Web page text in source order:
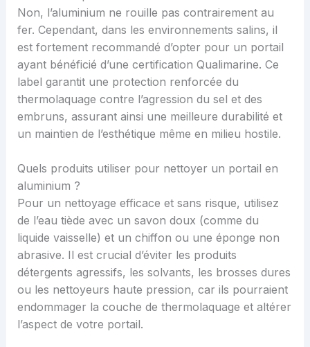
Non, l’aluminium ne rouille pas contrairement au
fer. Cependant, dans les environnements salins, il
est fortement recommandé d’opter pour un portail
ayant bénéficié d’une certification Qualimarine. Ce
label garantit une protection renforcée du
thermolaquage contre l’agression du sel et des
embruns, assurant ainsi une meilleure durabilité et
un maintien de l’esthétique même en milieu hostile.
Quels produits utiliser pour nettoyer un portail en
aluminium ?
Pour un nettoyage efficace et sans risque, utilisez
de l’eau tiède avec un savon doux (comme du
liquide vaisselle) et un chiffon ou une éponge non
abrasive. Il est crucial d’éviter les produits
détergents agressifs, les solvants, les brosses dures
ou les nettoyeurs haute pression, car ils pourraient
endommager la couche de thermolaquage et altérer
l’aspect de votre portail.